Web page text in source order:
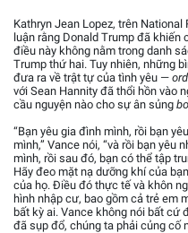
Kathryn Jean Lopez, trên National
luận rằng Donald Trump đã khiến
điều này không nằm trong danh
Trump thứ hai. Tuy nhiên, những
đưa ra về trật tự của tình yêu —
với Sean Hannity đã thổi hồn vào
cầu nguyện nào cho sự ân sủng
“Bạn yêu gia đình mình, rồi bạn
mình,” Vance nói, “và rồi bạn
mình, rồi sau đó, bạn có thể tập
Hãy đeo mặt nạ dưỡng khí của
của họ. Điều đó thực tế và khôn
hình nhập cư, bao gồm cả trẻ em
bất kỳ ai. Vance không nói bất cứ
đã sụp đổ, chúng ta phải củng cố